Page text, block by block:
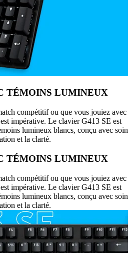
TÉMOINS LUMINEUX
compétitif ou que vous jouiez avec
impérative. Le clavier G413 SE est
lumineux blancs, conçu avec soin
et la clarté.
TÉMOINS LUMINEUX
compétitif ou que vous jouiez avec
impérative. Le clavier G413 SE est
lumineux blancs, conçu avec soin
et la clarté.